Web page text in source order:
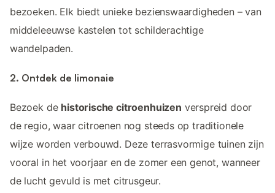
bezoeken. Elk biedt unieke bezienswaardigheden – van
middeleeuwse kastelen tot schilderachtige
wandelpaden.
2. Ontdek de limonaie
Bezoek de historische citroenhuizen verspreid door
de regio, waar citroenen nog steeds op traditionele
wijze worden verbouwd. Deze terrasvormige tuinen zijn
vooral in het voorjaar en de zomer een genot, wanneer
de lucht gevuld is met citrusgeur.